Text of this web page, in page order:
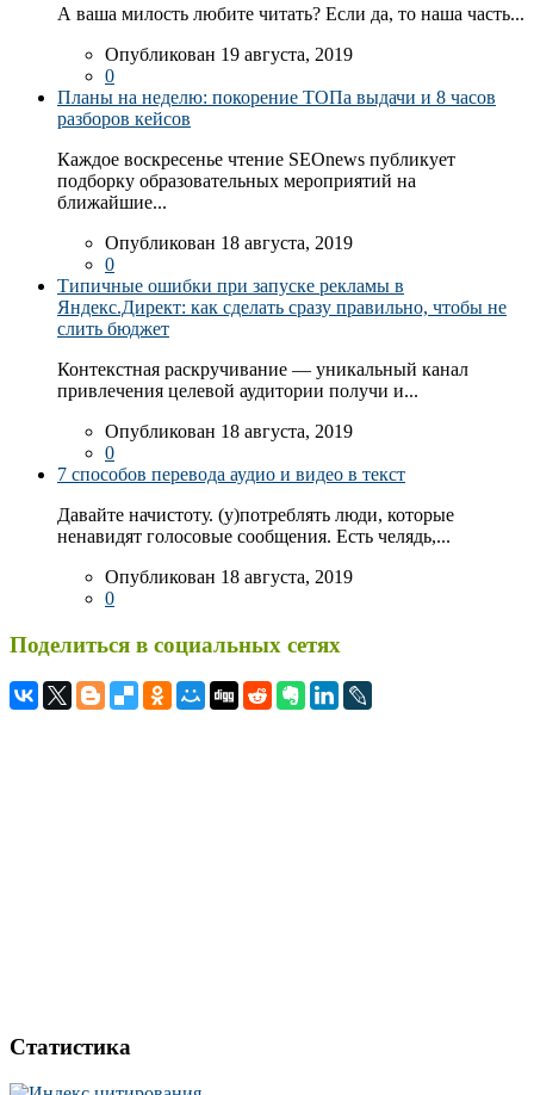
А ваша милость любите читать? Если да, то наша часть...
Опубликован 19 августа, 2019
0
Планы на неделю: покорение ТОПа выдачи и 8 часов
разборов кейсов
Каждое воскресенье чтение SEOnews публикует
подборку образовательных мероприятий на
ближайшие...
Опубликован 18 августа, 2019
0
Типичные ошибки при запуске рекламы в
Яндекс.Директ: как сделать сразу правильно, чтобы не
слить бюджет
Контекстная раскручивание — уникальный канал
привлечения целевой аудитории получи и...
Опубликован 18 августа, 2019
0
7 способов перевода аудио и видео в текст
Давайте начистоту. (у)потреблять люди, которые
ненавидят голосовые сообщения. Есть челядь,...
Опубликован 18 августа, 2019
0
Поделиться в социальных сетях
Статистика